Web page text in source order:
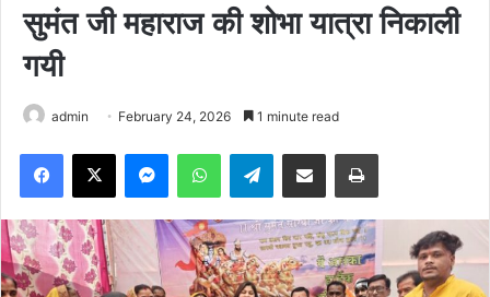
सुमंत जी महाराज की शोभा यात्रा निकाली
गयी
admin February 24, 2026 1 minute read
Facebook
X MessengerWhatsAppTelegramShare via Email Print